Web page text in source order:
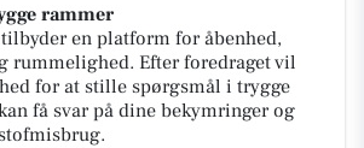
rammer
en platform for åbenhed,
rummelighed. Efter foredraget vil
for at stille spørgsmål i trygge
få svar på dine bekymringer og